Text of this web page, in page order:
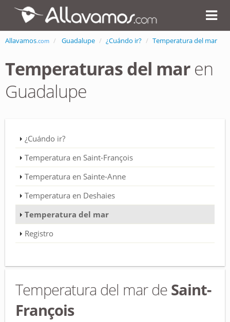
Allavamos.com Guadalupe ¿Cuándo ir? Temperatura del mar
Temperaturas del maren
Guadalupe
¿Cuándo ir?
Temperatura en Saint-François
Temperatura en Sainte-Anne
Temperatura en Deshaies
Temperatura del mar
Registro
Temperatura del mar de Saint-
François